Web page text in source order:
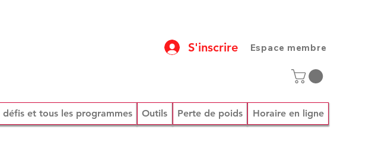
S'inscrire Espace membre
défis et tous les programmes Outils Perte de poids Horaire en ligne